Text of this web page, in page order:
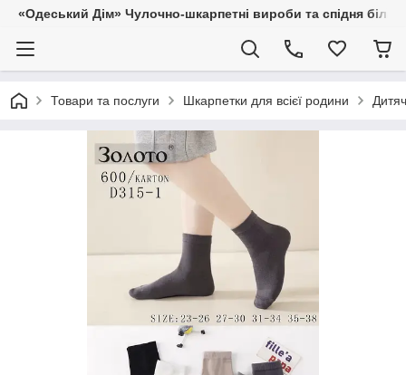
«Одеський Дім» Чулочно-шкарпетні вироби та спідня
Товари та послуги Шкарпетки для всієї родини